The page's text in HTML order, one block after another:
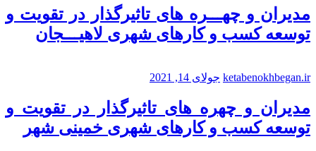
مدیران و چهـــره های تاثیرگذار در تقویت و
توسعه کسب و کارهای شهری لاهیـــجان
ketabenokhbegan.ir جولای 14, 2021
مدیران و چهره های تاثیرگذار در تقویت و
توسعه کسب و کارهای شهری خمینی شهر